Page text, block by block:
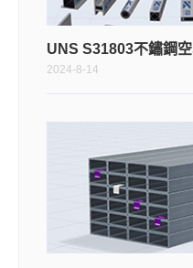
2024-8-14